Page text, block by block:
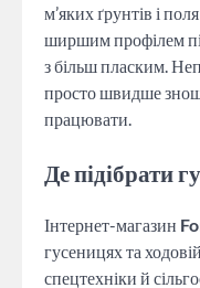
м’яких ґрунтів і
ширшим профілем
з більш пласким.
просто швидше
працювати.
Де підібрати
Інтернет-магазин
гусеницях та
спецтехніки й